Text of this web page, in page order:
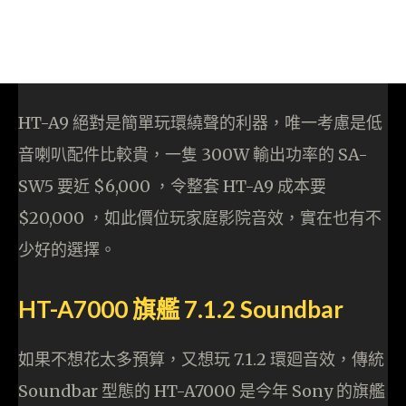
HT-A9 絕對是簡單玩環繞聲的利器，唯一考慮是低
音喇叭配件比較貴，一隻 300W 輸出功率的 SA-
SW5 要近 $6,000 ，令整套 HT-A9 成本要
$20,000 ，如此價位玩家庭影院音效，實在也有不
少好的選擇。
HT-A7000 旗艦 7.1.2 Soundbar
如果不想花太多預算，又想玩 7.1.2 環廻音效，傳統
Soundbar 型態的 HT-A7000 是今年 Sony 的旗艦